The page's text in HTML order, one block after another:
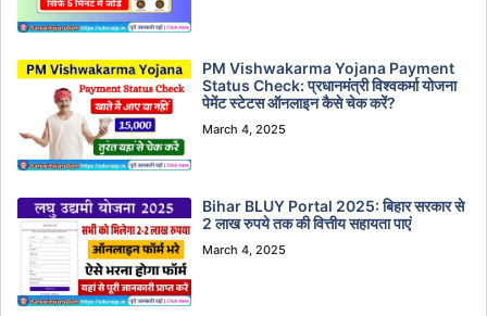
PM Vishwakarma Yojana Payment
Status Check: प्रधानमंत्री विश्वकर्मा योजना
पेमेंट स्टेटस ऑनलाइन कैसे चेक करें?
March 4, 2025
Bihar BLUY Portal 2025: बिहार सरकार से
2 लाख रुपये तक की वित्तीय सहायता पाएं
March 4, 2025